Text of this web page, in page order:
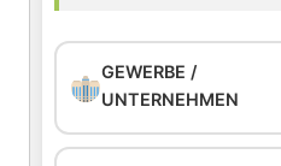
GEWERBE /
UNTERNEHMEN